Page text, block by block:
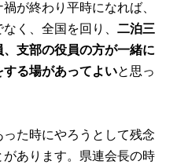
が終わり平時になれば、
く、全国を回り、二泊三
支部の役員の方が一緒に
る場があってよいと思っ
た時にやろうとして残念
あります。県連会長の時